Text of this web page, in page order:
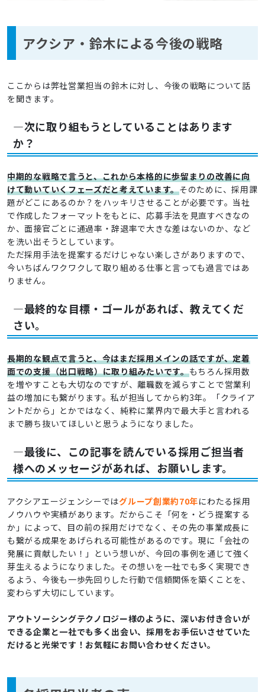
アクシア・鈴木による今後の戦略
ここからは弊社営業担当の鈴木に対し、今後の戦略について話
を聞きます。
―次に取り組もうとしていることはあります
か？
中期的な戦略で言うと、これから本格的に歩留まりの改善に向
けて動いていくフェーズだと考えています。そのために、採用課
題がどこにあるのか？をハッキリさせることが必要です。当社
で作成したフォーマットをもとに、応募手法を見直すべきなの
か、面接官ごとに通過率・辞退率で大きな差はないのか、など
を洗い出そうとしています。
ただ採用手法を提案するだけじゃない楽しさがありますので、
今いちばんワクワクして取り組める仕事と言っても過言ではあ
りません。
―最終的な目標・ゴールがあれば、教えてくだ
さい。
長期的な観点で言うと、今はまだ採用メインの話ですが、定着
面での支援（出口戦略）に取り組みたいです。もちろん採用数
を増やすことも大切なのですが、離職数を減らすことで営業利
益の増加にも繋がります。私が担当してから約3年。「クライア
ントだから」とかではなく、純粋に業界内で最大手と言われる
まで勝ち抜いてほしいと思うようになりました。
―最後に、この記事を読んでいる採用ご担当者
様へのメッセージがあれば、お願いします。
アクシアエージェンシーではグループ創業約70年にわたる採用
ノウハウや実績があります。だからこそ「何を・どう提案する
か」によって、目の前の採用だけでなく、その先の事業成長に
も繋がる成果をあげられる可能性があるのです。現に「会社の
発展に貢献したい！」という想いが、今回の事例を通じて強く
芽生えるようになりました。その想いを一社でも多く実現でき
るよう、今後も一歩先回りした行動で信頼関係を築くことを、
変わらず大切にしています。
アウトソーシングテクノロジー様のように、深いお付き合いが
できる企業と一社でも多く出会い、採用をお手伝いさせていた
だけると光栄です！お気軽にお問い合わせください。